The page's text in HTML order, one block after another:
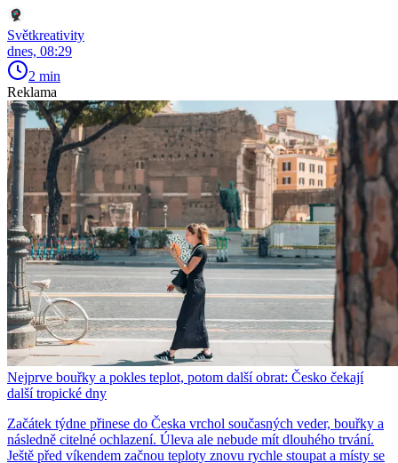
Světkreativity
dnes, 08:29
2 min
Reklama
Nejprve bouřky a pokles teplot, potom další obrat: Česko čekají
další tropické dny
Začátek týdne přinese do Česka vrchol současných veder, bouřky a
následně citelné ochlazení. Úleva ale nebude mít dlouhého trvání.
Ještě před víkendem začnou teploty znovu rychle stoupat a místy se